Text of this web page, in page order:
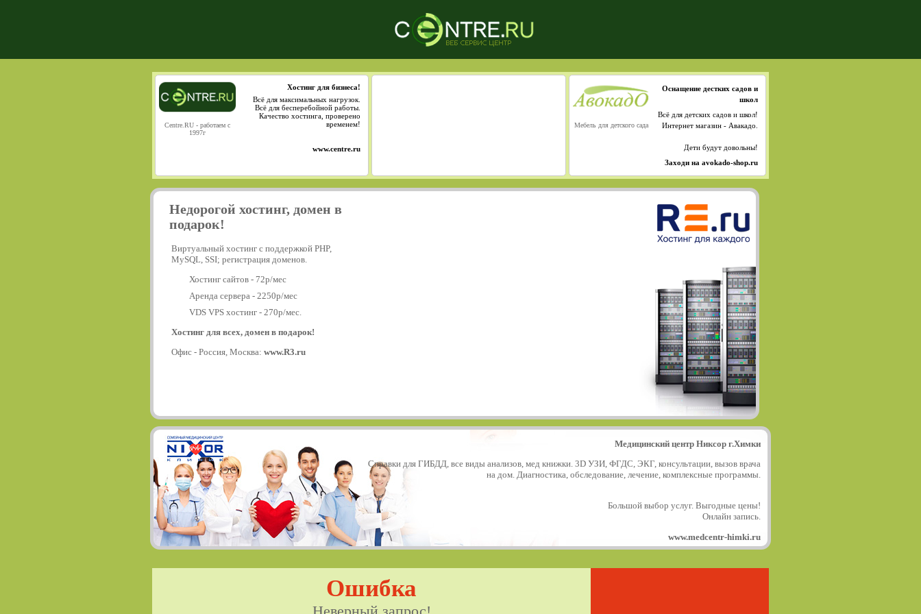
Centre.RU - работаем с
1997г
Хостинг для бизнеса!
Всё для максимальных нагрузок.
Всё для бесперебойной работы.
Качество хостинга, проверено
временем!
www.centre.ru
Мебель для детского сада
Оснащение дестких садов и
школ
Всё для детских садов и школ!
Интернет магазин - Авакадо.
Дети будут довольны!
Заходи на avokado-shop.ru
Недорогой хостинг, домен в
подарок!
Виртуальный хостинг с поддержкой PHP,
MySQL, SSI; регистрация доменов.
Хостинг сайтов - 72р/мес
Аренда сервера - 2250р/мес
VDS VPS хостинг - 270р/мес.
Хостинг для всех, домен в подарок!
Офис - Россия, Москва: www.R3.ru
Медицинский центр Никсор г.Химки
Справки для ГИБДД, все виды анализов, мед книжки. 3D УЗИ, ФГДС, ЭКГ, консультации, вызов врача
на дом. Диагностика, обследование, лечение, комплексные программы.
Большой выбор услуг. Выгодные цены!
Онлайн запись.
www.medcentr-himki.ru
Ошибка